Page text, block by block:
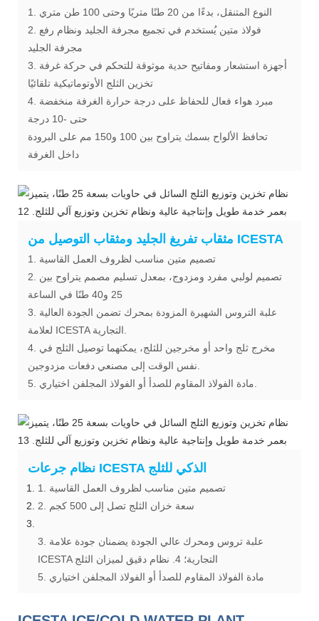
1. النوع المتنقل، بدءًا من 20 طنًا متريًا وحتى 100 طن متري
2. فولاذ متين يُستخدم في تجميع مجرفة الجليد ونظام رفع
مجرفة الجليد
3. أجهزة استشعار ومفاتيح حدية موثوقة للتحكم في حركة غرفة
تخزين الثلج الأوتوماتيكية تلقائيًا
4. مبرد هواء فعال للحفاظ على درجة حرارة الغرفة منخفضة
حتى -10 درجة
تحافظ الألواح بسمك يتراوح بين 100 و150 مم على البرودة
داخل الغرفة
مثقاب تفريغ الجليد ومثقاب التوصيل من ICESTA
1. تصميم متين مناسب لظروف العمل القاسية
2. تصميم لولبي مفرد ومزدوج، بمعدل تسليم مصمم يتراوح بين
25 و40 طنًا في الساعة
3. علبة التروس الشهيرة المزودة بمحرك تضمن الجودة العالية
4. مخرج ثلج واحد أو مخرجين للثلج، يمكنهما توصيل الثلج في
نظام جرعات ICESTA الذكي للثلج
1. تصميم متين مناسب لظروف العمل القاسية
2. سعة خزان الثلج تصل إلى 500 كجم
3. علبة تروس ومحرك عالي الجودة يضمنان جودة علامة
ICESTA التجارية؛ 4. نظام دقيق لميزان الثلج
5. مادة الفولاذ المقاوم للصدأ أو الفولاذ المجلفن اختياري